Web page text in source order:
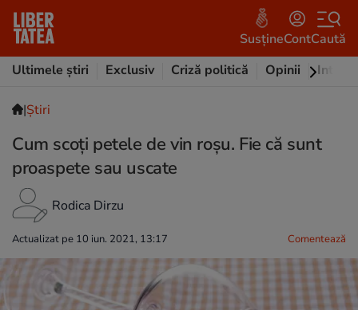
SusțineContCaută
Ultimele știri
Exclusiv Criză politică Opinii
|Ştiri
Cum scoți petele de vin roșu. Fie că sunt
proaspete sau uscate
Rodica Dirzu
Actualizat pe 10 iun. 2021, 13:17 Comentează